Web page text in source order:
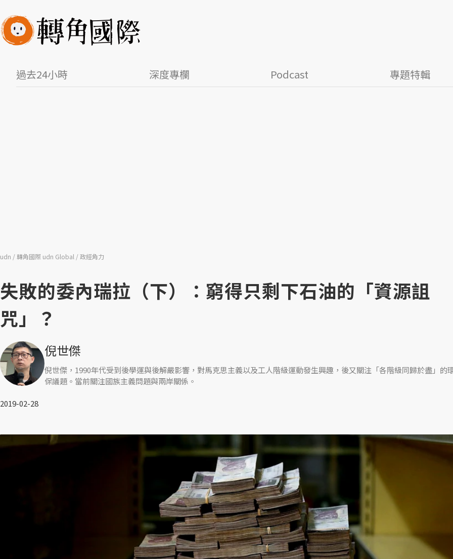
過去24小時 深度專欄 Podcast 專題特輯
udn 轉角國際 udn Global 政經角力
失敗的委內瑞拉（下）：窮得只剩下石油的「資源詛
咒」？
倪世傑
倪世傑，1990年代受到後學運與後解嚴影響，對馬克思主義以及工人階級運動發生興趣，後又關注「各階級同歸於盡」的
保議題。當前關注國族主義問題與兩岸關係。
2019-02-28